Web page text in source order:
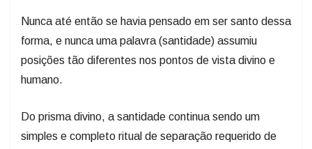
Nunca até então se havia pensado em ser santo dessa
forma, e nunca uma palavra (santidade) assumiu
posições tão diferentes nos pontos de vista divino e
humano.
Do prisma divino, a santidade continua sendo um
simples e completo ritual de separação requerido de